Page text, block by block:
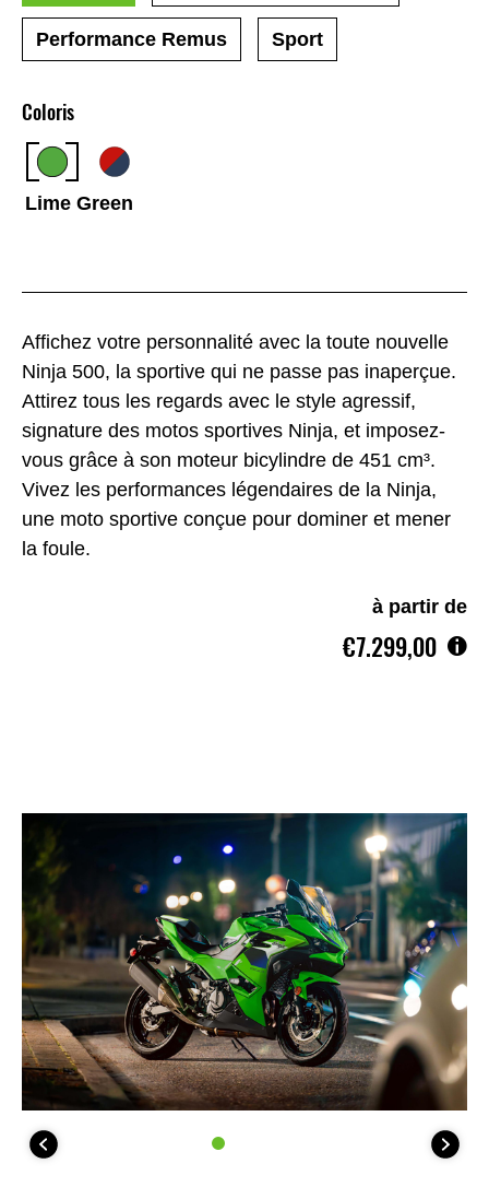
Affichez votre personnalité avec la toute nouvelle
Ninja 500, la sportive qui ne passe pas inaperçue.
Attirez tous les regards avec le style agressif,
signature des motos sportives Ninja, et imposez-
vous grâce à son moteur bicylindre de 451 cm³.
Vivez les performances légendaires de la Ninja,
une moto sportive conçue pour dominer et mener
la foule.
à partir de
€7.299,00
Coloris
Lime Green
Performance Remus Sport